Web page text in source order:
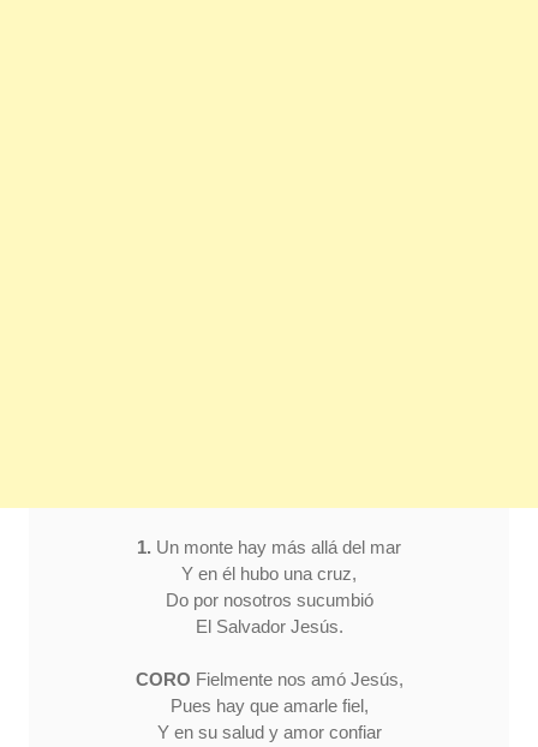
1. Un monte hay más allá del mar
Y en él hubo una cruz,
Do por nosotros sucumbió
El Salvador Jesús.
CORO Fielmente nos amó Jesús,
Pues hay que amarle fiel,
Y en su salud y amor confiar